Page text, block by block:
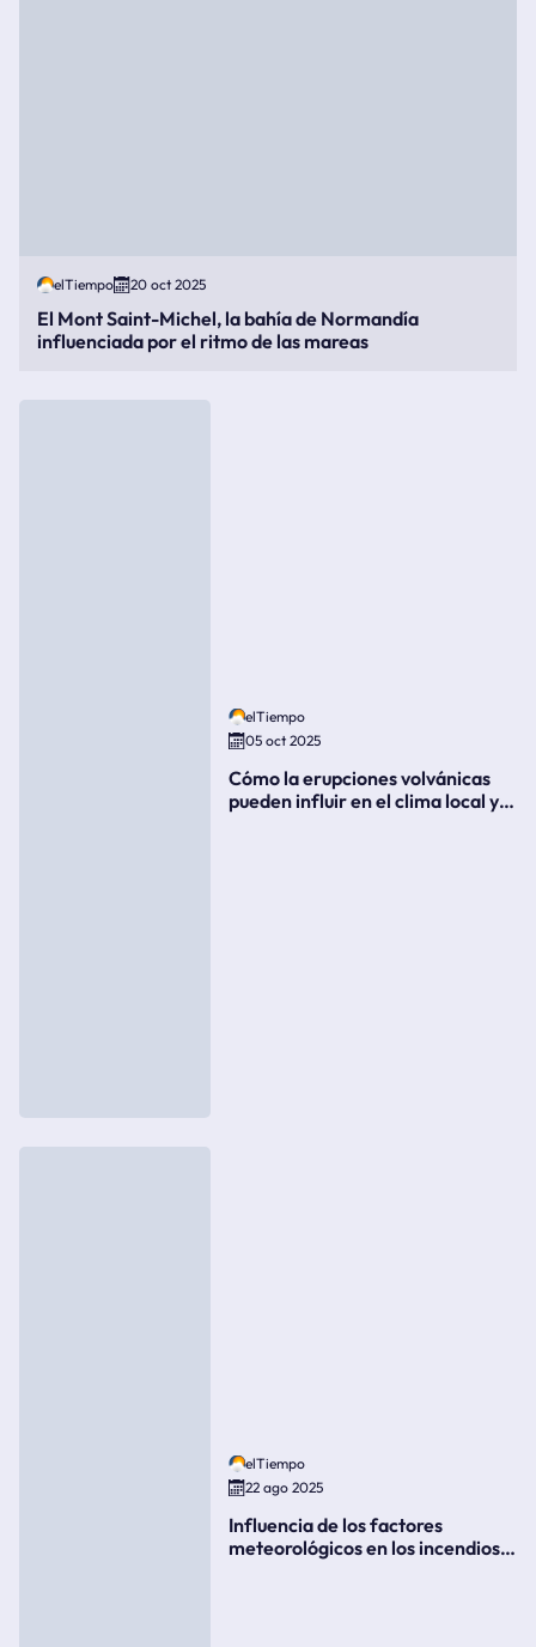
elTiempo 20 oct 2025
El Mont Saint-Michel, la bahía de Normandía
influenciada por el ritmo de las mareas
elTiempo
05 oct 2025
Cómo la erupciones volvánicas
pueden influir en el clima local y
elTiempo
22 ago 2025
Influencia de los factores
meteorológicos en los incendios